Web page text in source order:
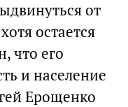
от
остается
что его
и население
Ерощенко